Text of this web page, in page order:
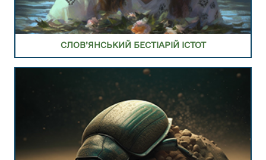
СЛОВ’ЯНСЬКИЙ БЕСТІАРІЙ ІСТОТ
ПЕРЕЙТИ В РОЗДІЛ ЄГИПЕТСЬКИЙ БЕСТІАРІЙ
ІСТОТ ТА МОНСТРІВ